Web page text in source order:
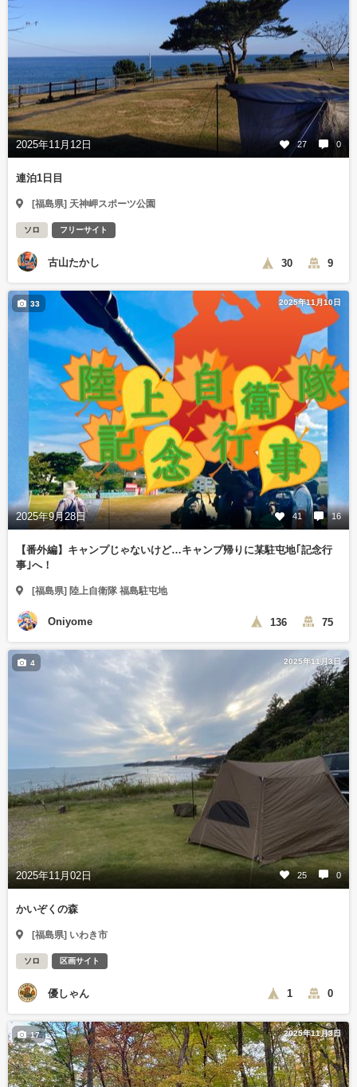
2025年11月12日 27 0
連泊1日目
[福島県] 天神岬スポーツ公園
ソロ フリーサイト
古山たかし 30 9
2025年11月10日
2025年9月28日 41 16
33
【番外編】キャンプじゃないけど…キャンプ帰りに某駐屯地｢記念行
事｣へ！
[福島県] 陸上自衛隊 福島駐屯地
Oniyome 136 75
2025年11月3日
2025年11月02日 25 0
4
かいぞくの森
[福島県] いわき市
ソロ 区画サイト
優しゃん 1 0
2025年11月3日
17